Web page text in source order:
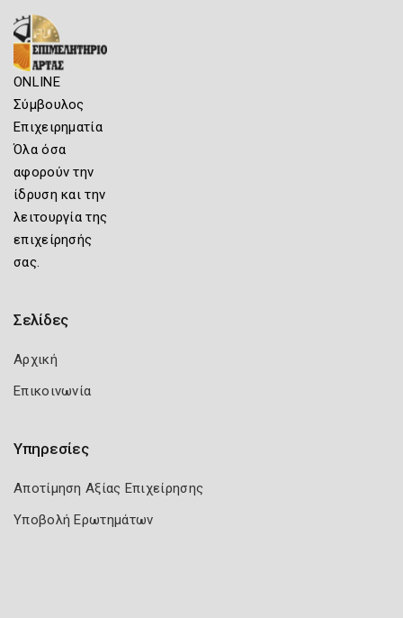
ONLINE
Σύμβουλος
Επιχειρηματία
Όλα όσα
αφορούν την
ίδρυση και την
λειτουργία της
επιχείρησής
σας.
Σελίδες
Αρχική
Επικοινωνία
Υπηρεσίες
Αποτίμηση Αξίας Επιχείρησης
Υποβολή Ερωτημάτων